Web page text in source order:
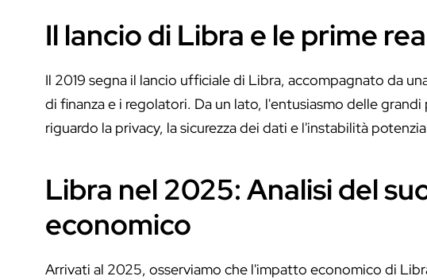
Il lancio di Libra e le prime
Il 2019 segna il lancio ufficiale di Libra, accompagnato da
di finanza e i regolatori. Da un lato, l'entusiasmo delle
riguardo la privacy, la sicurezza dei dati e l'instabilità
Libra nel 2025: Analisi del
economico
Arrivati al 2025, osserviamo che l'impatto economico di